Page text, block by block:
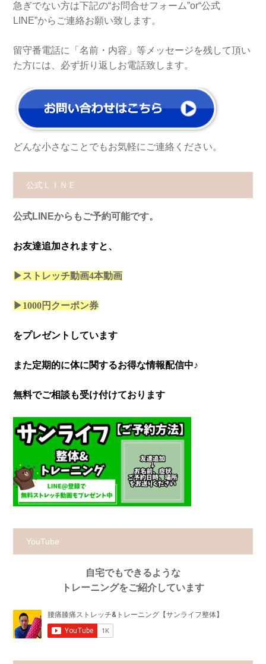
急ぎでない方は下記の“お問合せフォーム”or“公式
LINE”からご連絡お願い致します。
留守番電話に「名前・内容」等メッセージを残して頂い
た方には、必ず折り返しお電話致します。
どんな小さなことでもお気軽にご連絡ください。
公式ＬＩＮＥ
公式LINEからもご予約可能です。
お友達追加されますと、
▶ストレッチ動画4本動画
▶1000円クーポン券
をプレゼントしています
また定期的に体に関するお得な情報配信中♪
無料でご相談も受け付けております
YouTube
自宅でもできるような
トレーニングをご紹介しています